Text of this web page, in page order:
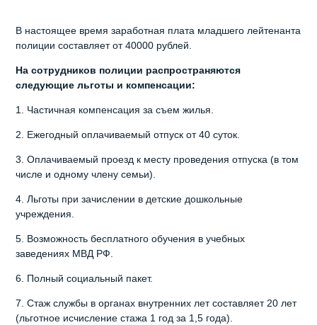
В настоящее время заработная плата младшего лейтенанта
полиции составляет от 40000 рублей.
На сотрудников полиции распространяются
следующие льготы и компенсации:
1. Частичная компенсация за съем жилья.
2. Ежегодный оплачиваемый отпуск от 40 суток.
3. Оплачиваемый проезд к месту проведения отпуска (в том
числе и одному члену семьи).
4. Льготы при зачислении в детские дошкольные
учреждения.
5. Возможность бесплатного обучения в учебных
заведениях МВД РФ.
6. Полный социальный пакет.
7. Стаж службы в органах внутренних лет составляет 20 лет
(льготное исчисление стажа 1 год за 1,5 года).